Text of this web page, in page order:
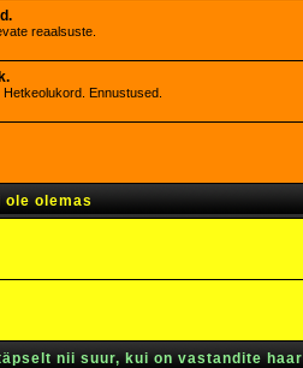
reaalsuste.
Ennustused.
ole olemas
nii suur, kui on vastandite